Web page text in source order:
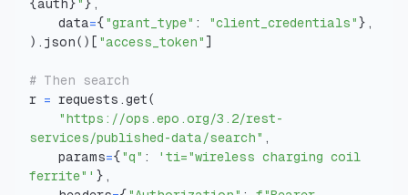
{auth}" } ,
    data
={ "grant_type" : "client_credentials" } ,
) . json( ) [ "access_token" ]
# Then search
r = requests .get(
"https://ops.epo.org/3.2/rest-
services/published-data/search" ,
    params
={ "q" :
'ti="wireless charging coil
ferrite"' } ,